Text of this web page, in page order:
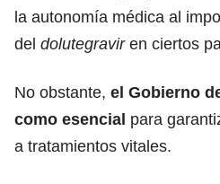
la autonomía médica al
del dolutegravir en ciertos
No obstante, el Gobierno
como esencial para
a tratamientos vitales.